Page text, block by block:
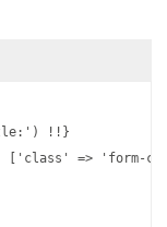
!!}
['class' => 'form-